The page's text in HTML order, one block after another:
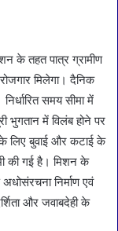
के तहत पात्र ग्रामीण
मिलेगा। दैनिक
समय सीमा में
भुगतान में विलंब होने पर
के लिए बुवाई और कटाई के
की गई है। मिशन के
निर्माण एवं
और जवाबदेही के